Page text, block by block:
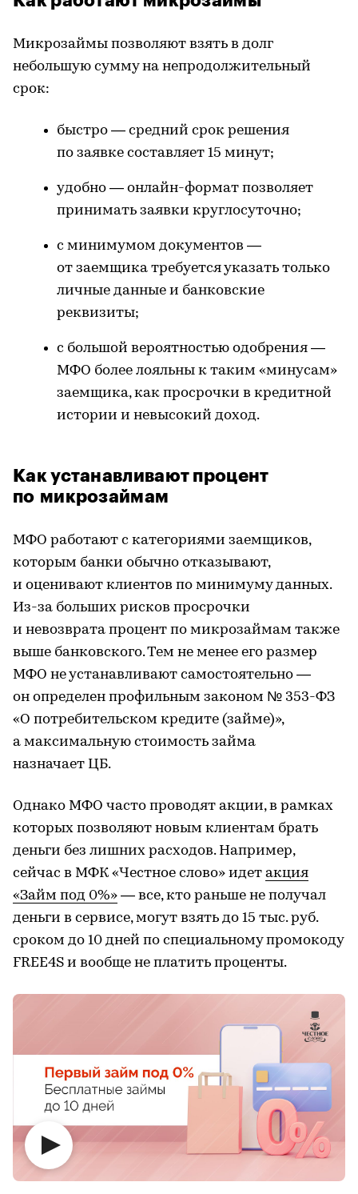
Микрозаймы позволяют взять в долг
небольшую сумму на непродолжительный
срок:
быстро — средний срок решения
по заявке составляет 15 минут;
удобно — онлайн-формат позволяет
принимать заявки круглосуточно;
с минимумом документов —
от заемщика требуется указать только
личные данные и банковские
реквизиты;
с большой вероятностью одобрения —
МФО более лояльны к таким «минусам»
заемщика, как просрочки в кредитной
истории и невысокий доход.
Как устанавливают процент
по микрозаймам
МФО работают с категориями заемщиков,
которым банки обычно отказывают,
и оценивают клиентов по минимуму данных.
Из-за больших рисков просрочки
и невозврата процент по микрозаймам также
выше банковского. Тем не менее его размер
МФО не устанавливают самостоятельно —
он определен профильным законом № 353-ФЗ
«О потребительском кредите (займе)»,
а максимальную стоимость займа
назначает ЦБ.
Однако МФО часто проводят акции, в рамках
которых позволяют новым клиентам брать
деньги без лишних расходов. Например,
сейчас в МФК «Честное слово» идет акция
«Займ под 0%» — все, кто раньше не получал
деньги в сервисе, могут взять до 15 тыс. руб.
сроком до 10 дней по специальному промокоду
FREE4S и вообще не платить проценты.